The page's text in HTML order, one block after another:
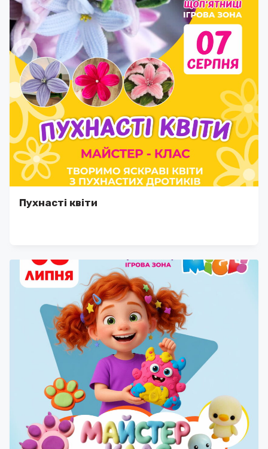
Пухнасті квіти